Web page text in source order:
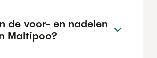
de voor- en nadelen
Maltipoo?